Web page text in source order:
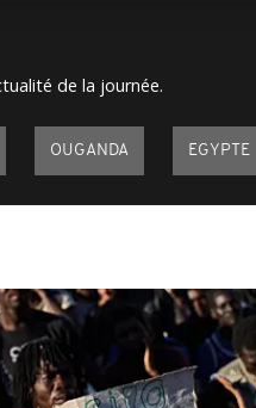
de la journée.
OUGANDA EGYPTE